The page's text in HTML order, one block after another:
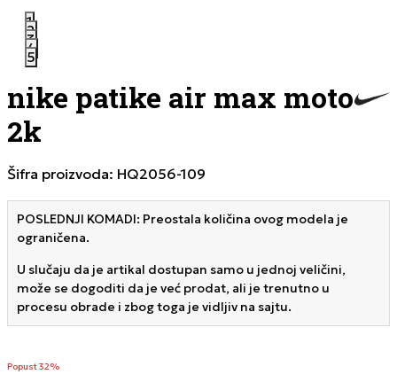
1
2
3
4
5
nike patike air max moto
2k
Šifra proizvoda: HQ2056-109
POSLEDNJI KOMADI: Preostala količina ovog modela je
ograničena.
U slučaju da je artikal dostupan samo u jednoj veličini,
može se dogoditi da je već prodat, ali je trenutno u
procesu obrade i zbog toga je vidljiv na sajtu.
Popust 32%